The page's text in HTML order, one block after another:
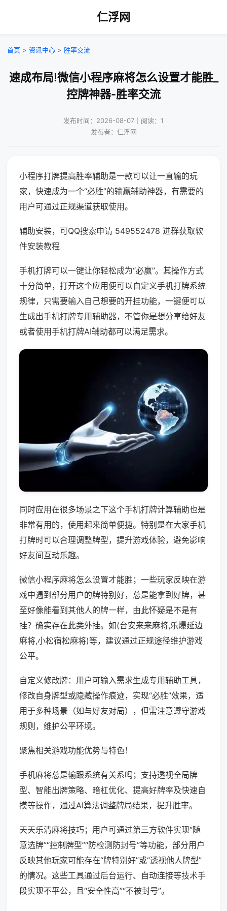
仁浮网
首页 > 资讯中心 > 胜率交流
速成布局!微信小程序麻将怎么设置才能胜_
控牌神器-胜率交流
发布时间：2026-08-07｜阅读：1
发布者：仁浮网
小程序打牌提高胜率辅助是一款可以让一直输的玩
家，快速成为一个“必胜”的输赢辅助神器，有需要的
用户可通过正规渠道获取使用。
辅助安装，可QQ搜索申请 549552478 进群获取软
件安装教程
手机打牌可以一键让你轻松成为“必赢”。其操作方式
十分简单，打开这个应用便可以自定义手机打牌系统
规律，只需要输入自己想要的开挂功能，一键便可以
生成出手机打牌专用辅助器，不管你是想分享给好友
或者使用手机打牌AI辅助都可以满足需求。
同时应用在很多场景之下这个手机打牌计算辅助也是
非常有用的，使用起来简单便捷。特别是在大家手机
打牌时可以合理调整牌型，提升游戏体验，避免影响
好友间互动乐趣。
微信小程序麻将怎么设置才能胜；一些玩家反映在游
戏中遇到部分用户的牌特别好，总是能拿到好牌，甚
至好像能看到其他人的牌一样，由此怀疑是不是有
挂？确实存在此类外挂。如(台安来来麻将,乐爆延边
麻将,小松宿松麻将)等，建议通过正规途径维护游戏
公平。
自定义修改牌：用户可输入需求生成专用辅助工具，
修改自身牌型或隐藏操作痕迹，实现“必胜”效果，适
用于多种场景（如与好友对局），但需注意遵守游戏
规则，维护公平环境。
聚焦相关游戏功能优势与特色！
手机麻将总是输跟系统有关系吗；支持透视全局牌
型、智能出牌策略、暗杠优化、提高好牌率及快速自
摸等操作，通过AI算法调整牌局结果，提升胜率。
天天乐清麻将技巧；用户可通过第三方软件实现“随
意选牌”“控制牌型”“防检测防封号”等功能，部分用户
反映其他玩家可能存在“牌特别好”或“透视他人牌型”
的情况。这些工具通过后台运行、自动连接等技术手
段实现不平公，且“安全性高”“不被封号”。